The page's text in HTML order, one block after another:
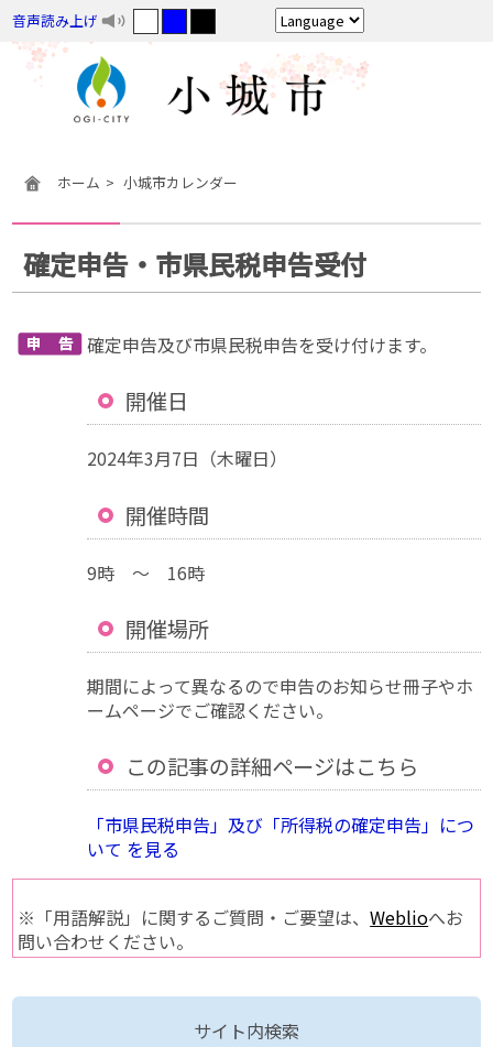
音声読み上げ
ホーム 小城市カレンダー
確定申告・市県民税申告受付
確定申告及び市県民税申告を受け付けます。
開催日
2024年3月7日（木曜日）
開催時間
9時 ～ 16時
開催場所
期間によって異なるので申告のお知らせ冊子やホ
ームページでご確認ください。
この記事の詳細ページはこちら
「市県民税申告」及び「所得税の確定申告」につ
いて を見る
※「用語解説」に関するご質問・ご要望は、Weblioへお
問い合わせください。
サイト内検索